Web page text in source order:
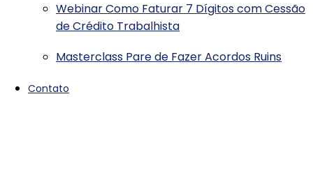
Webinar Como Faturar 7 Dígitos com Cessão
de Crédito Trabalhista
Masterclass Pare de Fazer Acordos Ruins
Contato